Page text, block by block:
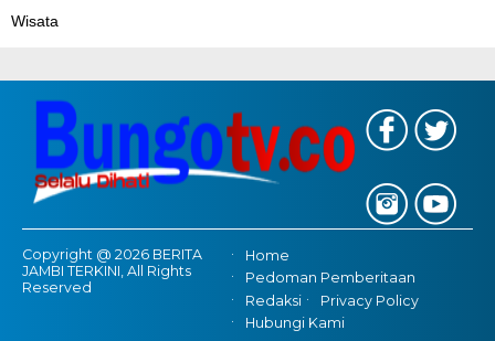
Wisata
Copyright @ 2026 BERITA
JAMBI TERKINI, All Rights
Reserved
Home
Pedoman Pemberitaan
Redaksi
Privacy Policy
Hubungi Kami